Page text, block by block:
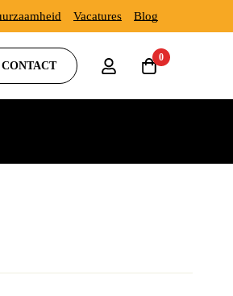
Vacatures Blog
CONTACT
0